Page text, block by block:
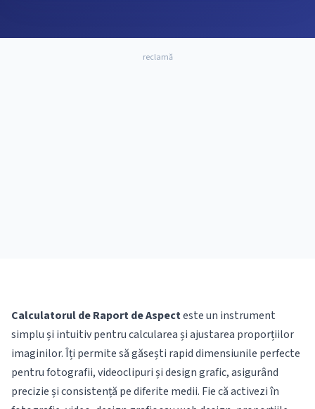
reclamă
Calculatorul de Raport de Aspecteste un instrument
simplu și intuitiv pentru calcularea și ajustarea proporțiilor
imaginilor. Îți permite să găsești rapid dimensiunile perfecte
pentru fotografii, videoclipuri și design grafic, asigurând
precizie și consistență pe diferite medii. Fie că activezi în